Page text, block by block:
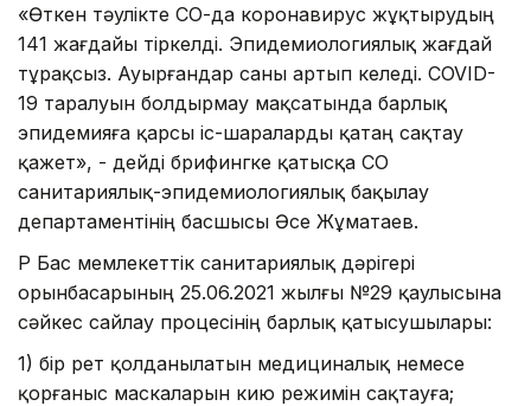
«Өткен тәулікте СҚО-да коронавирус жұқтырудың
141 жағдайы тіркелді. Эпидемиологиялық жағдай
тұрақсыз. Ауырғандар саны артып келеді. COVID-
19 таралуын болдырмау мақсатында барлық
эпидемияға қарсы іс-шараларды қатаң сақтау
қажет», - дейді брифингке қатысқа СҚО
санитариялық-эпидемиологиялық бақылау
департаментінің басшысы Әсе Жұматаев.
ҚР Бас мемлекеттік санитариялық дәрігері
орынбасарының 25.06.2021 жылғы №29 қаулысына
сәйкес сайлау процесінің барлық қатысушылары:
1) бір рет қолданылатын медициналық немесе
қорғаныс маскаларын кию режимін сақтауға;